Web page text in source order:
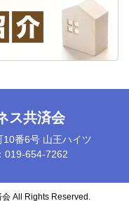
ス共済会
番6号 山王ハイツ
654-7262
All Rights Reserved.